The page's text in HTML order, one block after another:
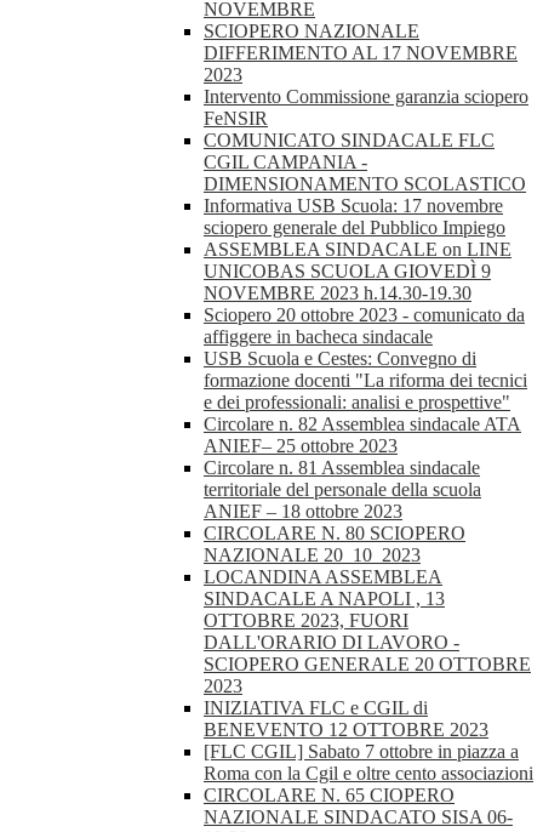
NOVEMBRE
SCIOPERO NAZIONALE
DIFFERIMENTO AL 17 NOVEMBRE
2023
Intervento Commissione garanzia sciopero
FeNSIR
COMUNICATO SINDACALE FLC
CGIL CAMPANIA -
DIMENSIONAMENTO SCOLASTICO
Informativa USB Scuola: 17 novembre
sciopero generale del Pubblico Impiego
ASSEMBLEA SINDACALE on LINE
UNICOBAS SCUOLA GIOVEDÌ 9
NOVEMBRE 2023 h.14.30-19.30
Sciopero 20 ottobre 2023 - comunicato da
affiggere in bacheca sindacale
USB Scuola e Cestes: Convegno di
formazione docenti "La riforma dei tecnici
e dei professionali: analisi e prospettive"
Circolare n. 82 Assemblea sindacale ATA
ANIEF– 25 ottobre 2023
Circolare n. 81 Assemblea sindacale
territoriale del personale della scuola
ANIEF – 18 ottobre 2023
CIRCOLARE N. 80 SCIOPERO
NAZIONALE 20_10_2023
LOCANDINA ASSEMBLEA
SINDACALE A NAPOLI , 13
OTTOBRE 2023, FUORI
DALL'ORARIO DI LAVORO -
SCIOPERO GENERALE 20 OTTOBRE
2023
INIZIATIVA FLC e CGIL di
BENEVENTO 12 OTTOBRE 2023
[FLC CGIL] Sabato 7 ottobre in piazza a
Roma con la Cgil e oltre cento associazioni
CIRCOLARE N. 65 CIOPERO
NAZIONALE SINDACATO SISA 06-